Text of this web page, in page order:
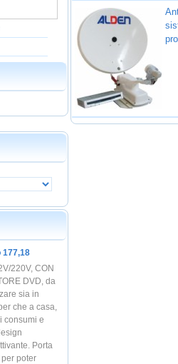
177,18
220V, CON
DVD, da
sia in
che a casa,
consumi e
Porta
per poter